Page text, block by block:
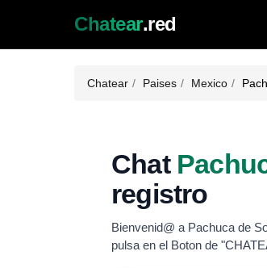
Chatear.red
Chatear Paises Mexico
Chat
registro
Bienvenid@ a Pachuca de
pulsa en el Boton de